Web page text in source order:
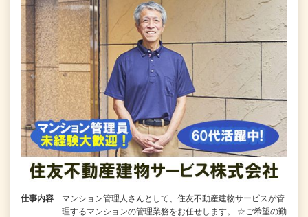
仕事内容
マンション管理人さんとして、住友不動産建物サービスが管
理するマンションの管理業務をお任せします。 ☆ご希望の勤